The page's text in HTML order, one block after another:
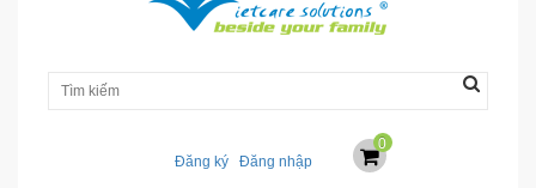
Đăng ký Đăng nhập
0